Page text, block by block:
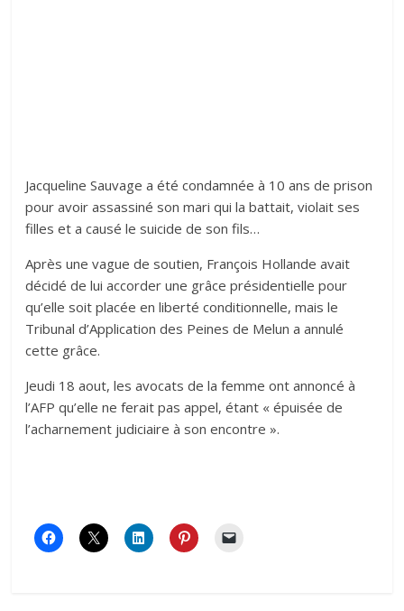
Jacqueline Sauvage a été condamnée à 10 ans de prison
pour avoir assassiné son mari qui la battait, violait ses
filles et a causé le suicide de son fils…
Après une vague de soutien, François Hollande avait
décidé de lui accorder une grâce présidentielle pour
qu’elle soit placée en liberté conditionnelle, mais le
Tribunal d’Application des Peines de Melun a annulé
cette grâce.
Jeudi 18 aout, les avocats de la femme ont annoncé à
l’AFP qu’elle ne ferait pas appel, étant « épuisée de
l’acharnement judiciaire à son encontre ».